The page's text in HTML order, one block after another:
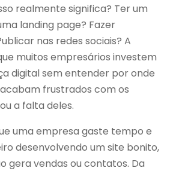
realmente significa? Ter um
landing page? Fazer
nas redes sociais? A
muitos empresários investem
digital sem entender por onde
frustrados com os
a falta deles.
uma empresa gaste tempo e
desenvolvendo um site bonito,
gera vendas ou contatos. Da